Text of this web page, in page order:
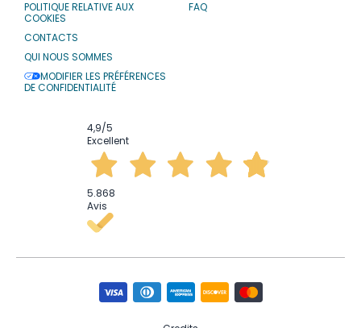
POLITIQUE RELATIVE AUX
COOKIES
CONTACTS
QUI NOUS SOMMES
MODIFIER LES PRÉFÉRENCES
DE CONFIDENTIALITÉ
FAQ
4,9/5
Excellent
5.868
Avis